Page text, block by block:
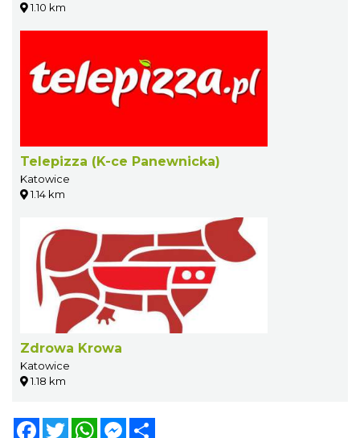
1.10 km
Telepizza (K-ce Panewnicka)
Katowice
1.14 km
Zdrowa Krowa
Katowice
1.18 km
FacebookTwitterWhatsAppMessenger